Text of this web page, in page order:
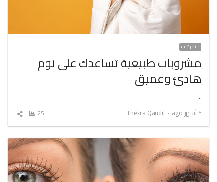
متفرقات
مشروبات طبيعية تساعدك على نوم
هادئ وعميق
…
5 أشهر ago
Author
Thekra Qandil
25
شارك